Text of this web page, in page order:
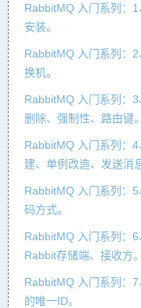
RabbitMQ 入门系列：
安装。
RabbitMQ 入门系列：
换机。
RabbitMQ 入门系列：
删除、强制性、路由键。
RabbitMQ 入门系列：
建、单例改造、发送消
RabbitMQ 入门系列：
码方式。
RabbitMQ 入门系列：6
Rabbit存储端、接收方。
RabbitMQ 入门系列：
的唯一ID。